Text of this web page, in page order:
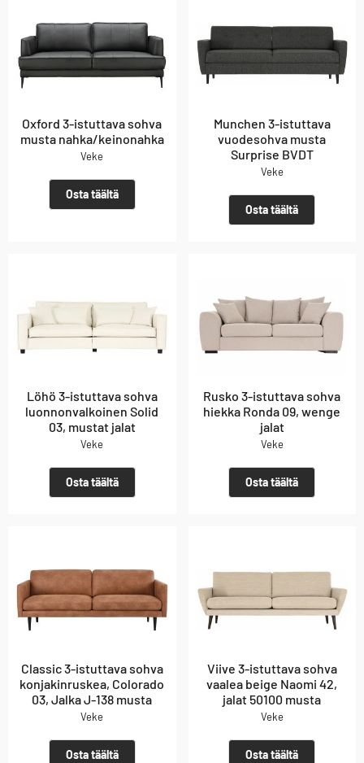
Oxford 3-istuttava sohva
musta nahka/keinonahka
Veke
Osta täältä
Munchen 3-istuttava
vuodesohva musta
Surprise BVDT
Veke
Osta täältä
Löhö 3-istuttava sohva
luonnonvalkoinen Solid
03, mustat jalat
Veke
Osta täältä
Rusko 3-istuttava sohva
hiekka Ronda 09, wenge
jalat
Veke
Osta täältä
Classic 3-istuttava sohva
konjakinruskea, Colorado
03, Jalka J-138 musta
Veke
Osta täältä
Viive 3-istuttava sohva
vaalea beige Naomi 42,
jalat 50100 musta
Veke
Osta täältä